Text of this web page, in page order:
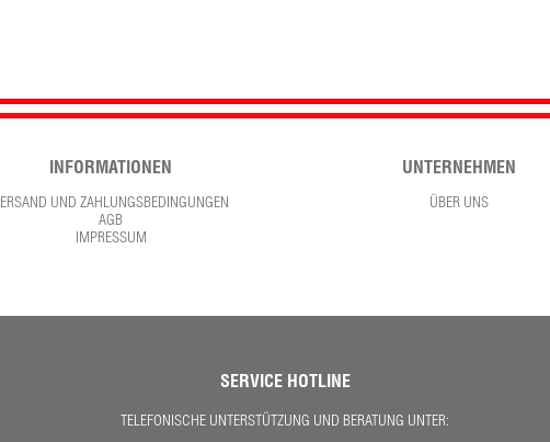
INFORMATIONEN
UND ZAHLUNGSBEDINGUNGEN
AGB
IMPRESSUM
UNTERNEHMEN
ÜBER UNS
SERVICE HOTLINE
TELEFONISCHE UNTERSTÜTZUNG UND BERATUNG UNTER: